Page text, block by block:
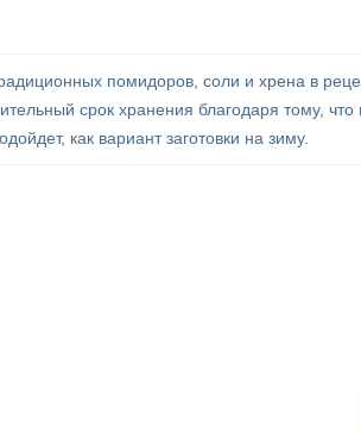
помидоров, соли и хрена в
срок хранения благодаря тому,
как вариант заготовки на зиму.